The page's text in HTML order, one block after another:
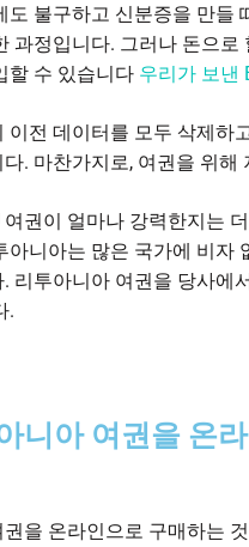
도 불구하고 신분증을 만들
과정입니다. 그러나 돈으
할 수 있습니다 우리가 보낸
이전 데이터를 모두 삭제하
. 마찬가지로, 여권을 위해
여권이 얼마나 강력한지는
아니아는 많은 국가에 비자
리투아니아 여권을 당사에
.
니아 여권을 온
을 온라인으로 구매하는